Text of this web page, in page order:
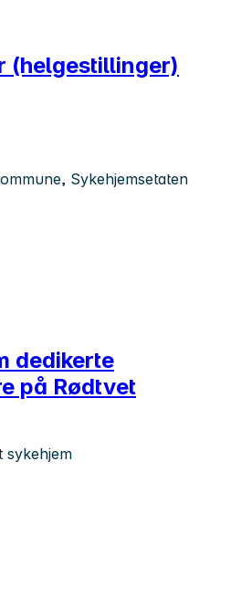
(helgestillinger)
Sykehjemsetaten
dedikerte
på Rødtvet
sykehjem